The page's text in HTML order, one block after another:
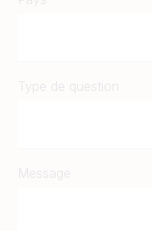
Type de question
Message